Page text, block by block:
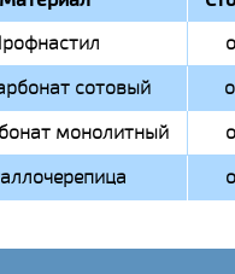
сотовый
монолитный